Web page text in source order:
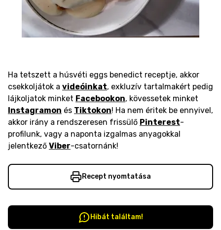
Ha tetszett a húsvéti eggs benedict receptje, akkor
csekkoljátok a videóinkat, exkluzív tartalmakért pedig
lájkoljatok minket Facebookon, kövessetek minket
Instagramon és Tiktokon! Ha nem éritek be ennyivel,
akkor irány a rendszeresen frissülő Pinterest-
profilunk, vagy a naponta izgalmas anyagokkal
jelentkező Viber-csatornánk!
Recept nyomtatása
Hibát találtam!